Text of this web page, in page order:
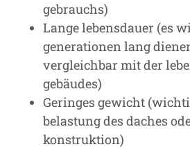
gebrauchs)
Lange lebensdauer (es
generationen lang
vergleichbar mit der
gebäudes)
Geringes gewicht
belastung des daches
konstruktion)